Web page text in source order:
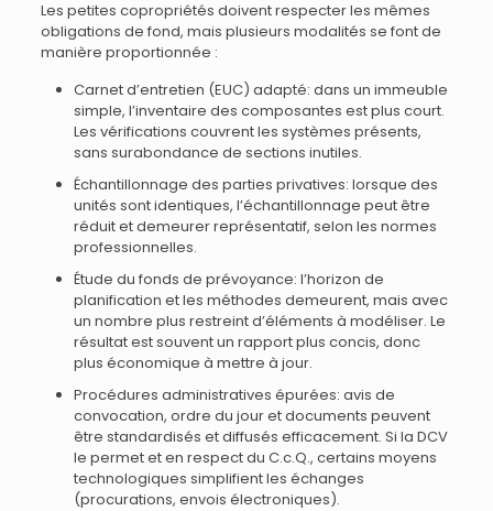
Les petites copropriétés doivent respecter les mêmes
obligations de fond, mais plusieurs modalités se font de
manière proportionnée :
Carnet d’entretien (EUC) adapté: dans un immeuble
simple, l’inventaire des composantes est plus court.
Les vérifications couvrent les systèmes présents,
sans surabondance de sections inutiles.
Échantillonnage des parties privatives: lorsque des
unités sont identiques, l’échantillonnage peut être
réduit et demeurer représentatif, selon les normes
professionnelles.
Étude du fonds de prévoyance: l’horizon de
planification et les méthodes demeurent, mais avec
un nombre plus restreint d’éléments à modéliser. Le
résultat est souvent un rapport plus concis, donc
plus économique à mettre à jour.
Procédures administratives épurées: avis de
convocation, ordre du jour et documents peuvent
être standardisés et diffusés efficacement. Si la DCV
le permet et en respect du C.c.Q., certains moyens
technologiques simplifient les échanges
(procurations, envois électroniques).